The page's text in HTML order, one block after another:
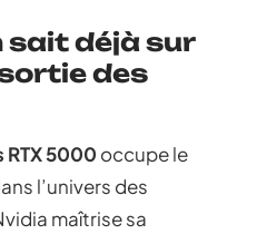
sait déjà sur
des
RTX 5000 occupe le
l’univers des
maîtrise sa